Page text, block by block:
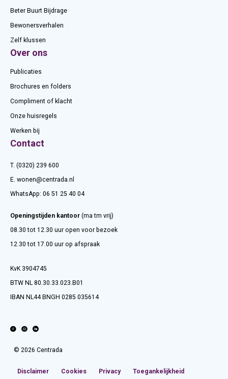
Beter Buurt Bijdrage
Bewonersverhalen
Zelf klussen
Over ons
Publicaties
Brochures en folders
Compliment of klacht
Onze huisregels
Werken bij
Contact
T. (0320) 239 600
E. wonen@centrada.nl
WhatsApp: 06 51 25 40 04
Openingstijden kantoor (ma tm vrij)
08.30 tot 12.30 uur open voor bezoek
12.30 tot 17.00 uur op afspraak
KvK 3904745
BTW NL 80.30.33.023.B01
IBAN NL44 BNGH 0285 035614
© 2026 Centrada
Disclaimer Cookies Privacy Toegankelijkheid